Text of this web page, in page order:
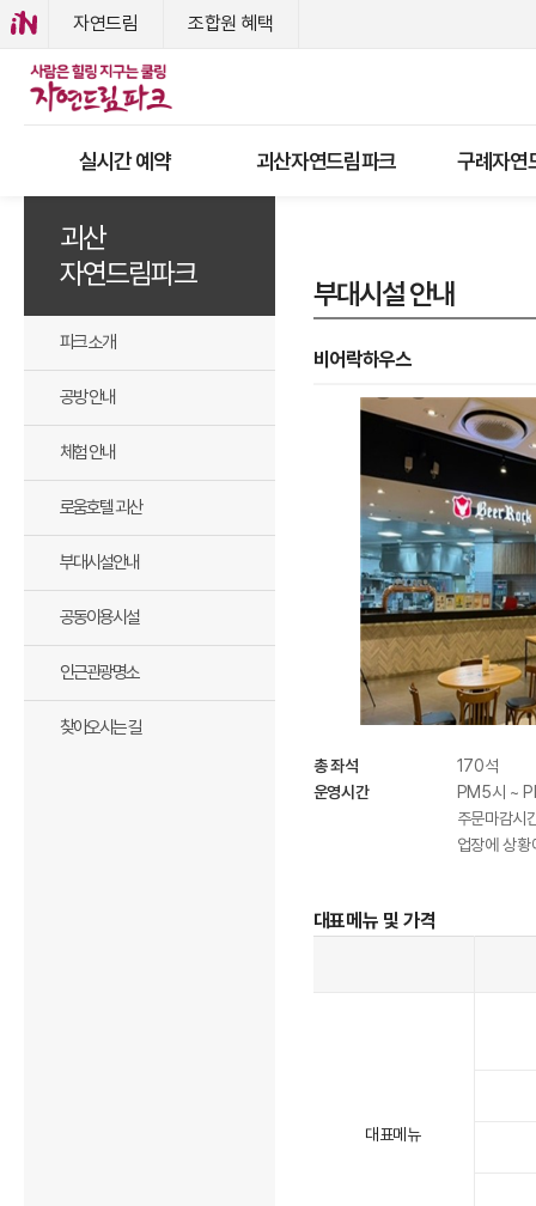
자연드림 조합원 혜택
실시간 예약 괴산자연드림파크 구례자연
괴산
자연드림파크
파크 소개
공방 안내
체험 안내
로움호텔 괴산
부대시설안내
공동이용시설
인근관광명소
찾아오시는 길
부대시설 안내
비어락하우스
총 좌석
170석
운영시간
PM5시 ~
주문마감시
업장에 상
대표메뉴 및 가격
대표메뉴